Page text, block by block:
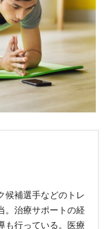
候補選手などのトレ
。治療サポートの経
も行っている。医療